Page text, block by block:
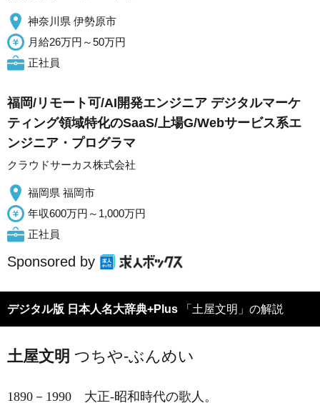
神奈川県 伊勢原市
月給26万円～50万円
正社員
福岡/リモート可/AI開発エンジニア デジタルマーケ
ティング領域特化のSaaS/上場G/Webサービス系エ
ンジニア・プログラマ
クラウドサーカス株式会社
福岡県 福岡市
年収600万円～1,000万円
正社員
Sponsored by
デジタル版 日本人名大辞典+Plus 「土屋文明」の解説
土屋文明 つちや-ぶんめい
1890－1990 大正-昭和時代の歌人。